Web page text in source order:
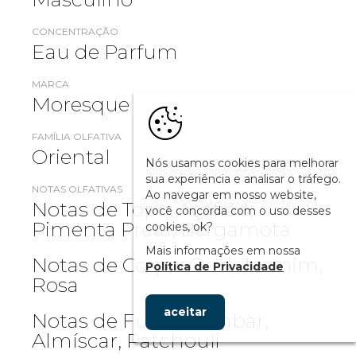
CONCENTRAÇÃO
Eau de Parfum
MARCA
Moresque
FAMÍLIA OLFATIVA
Oriental
NOTAS OLFATIVAS
Notas de Topo: Açafrão,
Pimenta Preta, Bergamota
Notas de Corpo: Oud, Jasmim,
Rosa
Notas de Fundo: Âmbar,
Almíscar, Patchouli
Nós usamos cookies para melhorar
sua experiência e analisar o tráfego.
Ao navegar em nosso website,
você concorda com o uso desses
cookies, ok?
Mais informações em nossa
Política de Privacidade
aceitar